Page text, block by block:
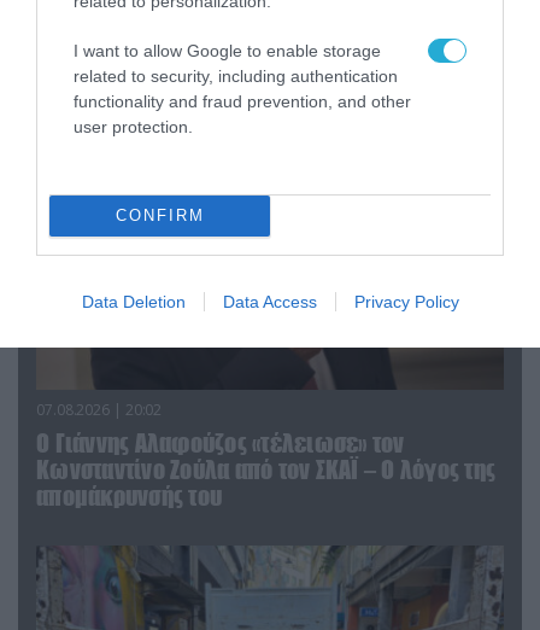
I want to allow Google to enable storage
related to security, including authentication
functionality and fraud prevention, and other
user protection.
CONFIRM
Data Deletion Data Access Privacy Policy
08.08.2026 | 09:02
«Η απόλυτη τραγωδία»: Η «αιχμηρή» ανάρτηση
του Αρκά για τα τατουάζ (φωτο)
07.08.2026 | 20:02
Ο Γιάννης Αλαφούζος «τέλειωσε» τον
Κωνσταντίνο Ζούλα από τον ΣΚΑΪ – Ο λόγος της
απομάκρυνσής του